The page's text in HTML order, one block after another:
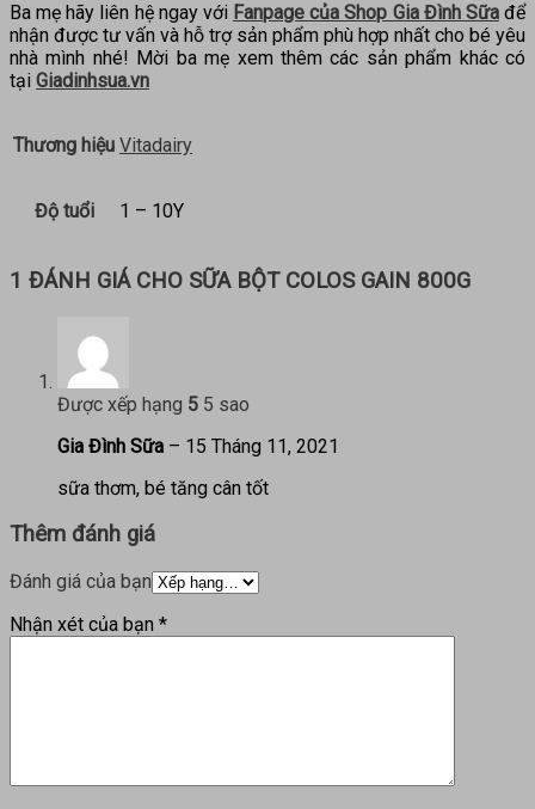
Ba mẹ hãy liên hệ ngay với Fanpage của Shop Gia Đình Sữađể
nhận được tư vấn và hỗ trợ sản phẩm phù hợp nhất cho bé yêu
nhà mình nhé! Mời ba mẹ xem thêm các sản phẩm khác có
tại Giadinhsua.vn
Thương hiệu Vitadairy
Độ tuổi 1 – 10Y
1 ĐÁNH GIÁ CHO SỮA BỘT COLOS GAIN 800G
Được xếp hạng 5 5 sao
Gia Đình Sữa – 15 Tháng 11, 2021
sữa thơm, bé tăng cân tốt
Thêm đánh giá
Đánh giá của bạn
Nhận xét của bạn *